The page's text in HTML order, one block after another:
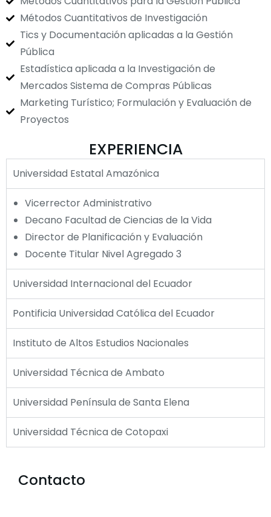
Métodos Cuantitativos de Investigación
Tics y Documentación aplicadas a la Gestión
Pública
Estadística aplicada a la Investigación de
Mercados Sistema de Compras Públicas
Marketing Turístico; Formulación y Evaluación de
Proyectos
EXPERIENCIA
Universidad Estatal Amazónica
Vicerrector Administrativo
Decano Facultad de Ciencias de la Vida
Director de Planificación y Evaluación
Docente Titular Nivel Agregado 3
Universidad Internacional del Ecuador
Pontificia Universidad Católica del Ecuador
Instituto de Altos Estudios Nacionales
Universidad Técnica de Ambato
Universidad Península de Santa Elena
Universidad Técnica de Cotopaxi
Contacto